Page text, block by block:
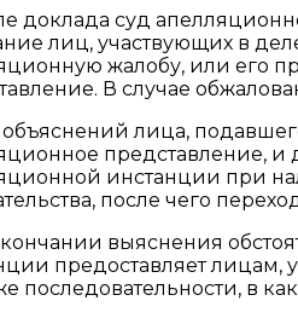
доклада суд
лиц, участвующих в
жалобу, или его
В случае
лица,
представление, и
инстанции при
после чего
выяснения
предоставляет лицам,
последовательности, в